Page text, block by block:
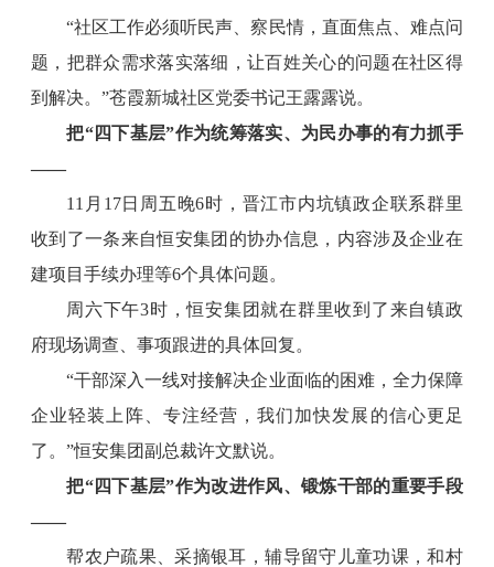
“社区工作必须听民声、察民情，直面焦点、难点问
题，把群众需求落实落细，让百姓关心的问题在社区得
到解决。”苍霞新城社区党委书记王露露说。
把“四下基层”作为统筹落实、为民办事的有力抓手
——
11月17日周五晚6时，晋江市内坑镇政企联系群里
收到了一条来自恒安集团的协办信息，内容涉及企业在
建项目手续办理等6个具体问题。
周六下午3时，恒安集团就在群里收到了来自镇政
府现场调查、事项跟进的具体回复。
“干部深入一线对接解决企业面临的困难，全力保障
企业轻装上阵、专注经营，我们加快发展的信心更足
了。”恒安集团副总裁许文默说。
把“四下基层”作为改进作风、锻炼干部的重要手段
——
帮农户疏果、采摘银耳，辅导留守儿童功课，和村